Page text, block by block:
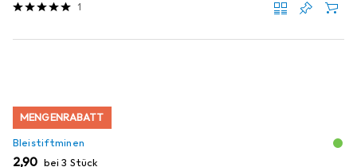
1
MENGENRABATT
Bleistiftminen
EUR
2,90 bei 3 Stück